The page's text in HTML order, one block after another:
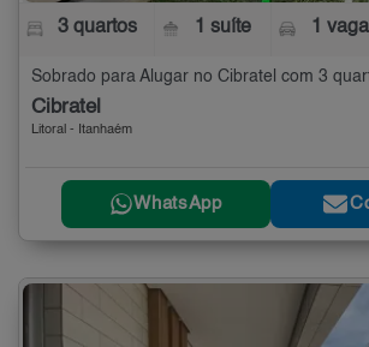
3 quartos 1 suíte 1 vaga
Sobrado para Alugar no Cibratel com 3
Cibratel
Litoral - Itanhaém
WhatsApp